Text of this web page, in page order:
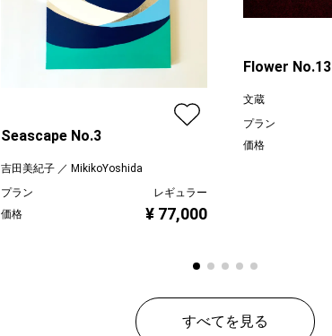
Seascape No.3
吉田美紀子 ／ MikikoYoshida
プラン
レギュラー
価格
¥ 77,000
Flower No.13
文蔵
プラン
価格
すべてを見る